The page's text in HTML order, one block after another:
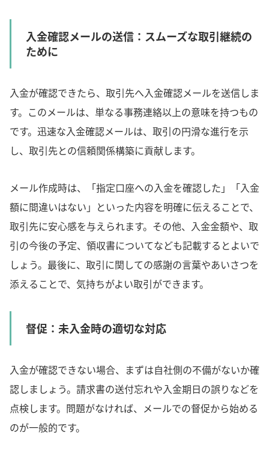
入金確認メールの送信：スムーズな取引継続の
ために
入金が確認できたら、取引先へ入金確認メールを送信しま
す。このメールは、単なる事務連絡以上の意味を持つもの
です。迅速な入金確認メールは、取引の円滑な進行を示
し、取引先との信頼関係構築に貢献します。
メール作成時は、「指定口座への入金を確認した」「入金
額に間違いはない」といった内容を明確に伝えることで、
取引先に安心感を与えられます。その他、入金金額や、取
引の今後の予定、領収書についてなども記載するとよいで
しょう。最後に、取引に関しての感謝の言葉やあいさつを
添えることで、気持ちがよい取引ができます。
督促：未入金時の適切な対応
入金が確認できない場合、まずは自社側の不備がないか確
認しましょう。請求書の送付忘れや入金期日の誤りなどを
点検します。問題がなければ、メールでの督促から始める
のが一般的です。